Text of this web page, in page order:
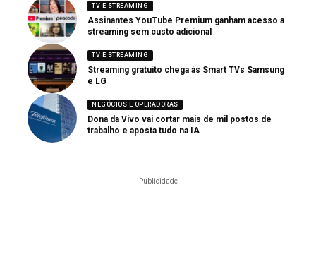
TV E STREAMING
Assinantes YouTube Premium ganham acesso a
streaming sem custo adicional
TV E STREAMING
Streaming gratuito chega às Smart TVs Samsung
e LG
NEGÓCIOS E OPERADORAS
Dona da Vivo vai cortar mais de mil postos de
trabalho e aposta tudo na IA
- Publicidade -